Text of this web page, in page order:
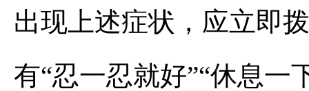
出现上述症状，应立即
有“忍一忍就好”“休息一